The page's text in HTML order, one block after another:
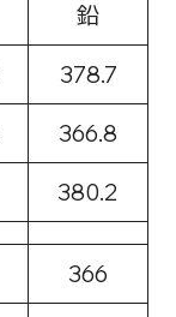
鉛
378.7
366.8
380.2
366